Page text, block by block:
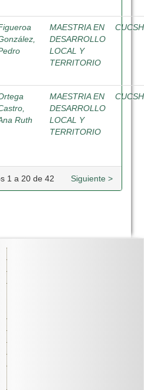
MAESTRIA EN
DESARROLLO
LOCAL Y
TERRITORIO
CUCSH
Ruth
MAESTRIA EN
DESARROLLO
LOCAL Y
TERRITORIO
CUCSH
1 a 20 de 42 Siguiente >